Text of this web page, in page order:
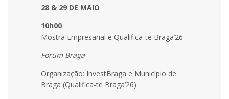
28 & 29 DE MAIO
10h00
Mostra Empresarial e Qualifica-te Braga’26
Forum Braga
Organização: InvestBraga e Município de
Braga (Qualifica-te Braga’26)